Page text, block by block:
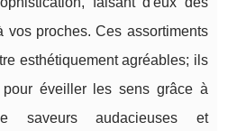
vos proches. Ces assortiments
esthétiquement agréables; ils
éveiller les sens grâce à
saveurs audacieuses et